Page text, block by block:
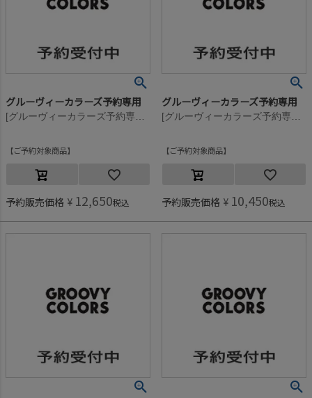
グルーヴィーカラーズ予約専用
ご予約対象商品
予約販売価格 ¥ 12,650税込
グルーヴィーカラーズ予約専用
ご予約対象商品
予約販売価格 ¥ 10,450税込